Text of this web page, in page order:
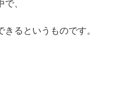
、
るというものです。